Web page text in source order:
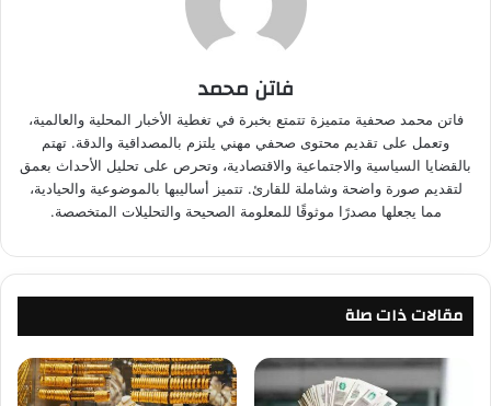
فاتن محمد
فاتن محمد صحفية متميزة تتمتع بخبرة في تغطية الأخبار المحلية والعالمية،
وتعمل على تقديم محتوى صحفي مهني يلتزم بالمصداقية والدقة. تهتم
بالقضايا السياسية والاجتماعية والاقتصادية، وتحرص على تحليل الأحداث بعمق
لتقديم صورة واضحة وشاملة للقارئ. تتميز أساليبها بالموضوعية والحيادية،
مما يجعلها مصدرًا موثوقًا للمعلومة الصحيحة والتحليلات المتخصصة.
مقالات ذات صلة